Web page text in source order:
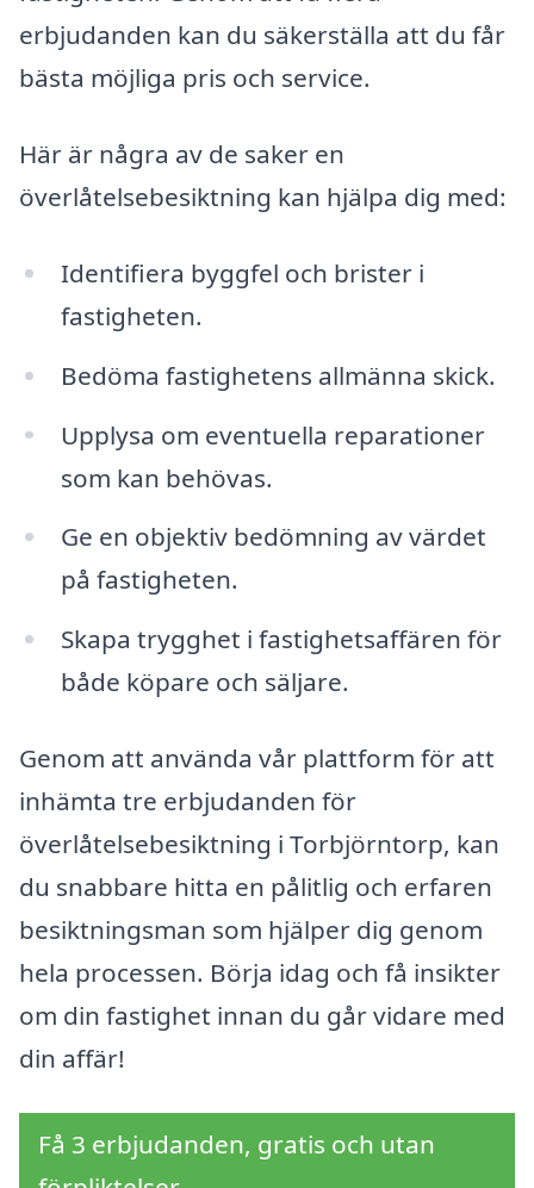
erbjudanden kan du säkerställa att du får
bästa möjliga pris och service.
Här är några av de saker en
överlåtelsebesiktning kan hjälpa dig med:
Identifiera byggfel och brister i
fastigheten.
Bedöma fastighetens allmänna skick.
Upplysa om eventuella reparationer
som kan behövas.
Ge en objektiv bedömning av värdet
på fastigheten.
Skapa trygghet i fastighetsaffären för
både köpare och säljare.
Genom att använda vår plattform för att
inhämta tre erbjudanden för
överlåtelsebesiktning i Torbjörntorp, kan
du snabbare hitta en pålitlig och erfaren
besiktningsman som hjälper dig genom
hela processen. Börja idag och få insikter
om din fastighet innan du går vidare med
din affär!
Få 3 erbjudanden, gratis och utan